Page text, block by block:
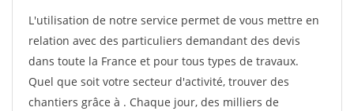
L'utilisation de notre service permet de vous mettre en
relation avec des particuliers demandant des devis
dans toute la France et pour tous types de travaux.
Quel que soit votre secteur d'activité, trouver des
chantiers grâce à . Chaque jour, des milliers de